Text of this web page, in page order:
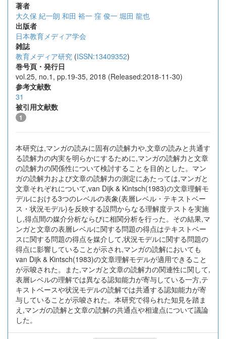
著者
大久保 紀一朗 和田 裕一 窪 俊一 堀田 龍也
出版者
日本教育メディア学会
雑誌
教育メディア研究 (ISSN:13409352)
巻号頁・発行日
vol.25, no.1, pp.19-35, 2018 (Released:2018-11-30)
参考文献数
31
被引用文献数
1
本研究は,マンガの読みに固有の読解力や,文章の読みと共通す
る読解力の内実を明らかにするために,マンガの読解力と文章
の読解力の関係性について検討することを目的とした。マン
ガの読解力および文章の読解力の測定にあたっては,マンガと
文章それぞれについて,van Dijk & Kintsch(1983)の文章理解モ
デルにおける3つのレベルの表象(表層レベル・テキストベー
ス・状況モデル)を反映する設問からなる理解度テストを実施
し,得点間の媒介分析ならびに相関分析を行った。その結果,マ
ンガと文章の表層レベルに関する問題の得点はテキストベー
スに関する問題の得点を媒介して,状況モデルに関する問題の
得点に影響していることが示され,マンガの読解においても
van Dijk & Kintsch(1983)の文章理解モデルが適用できること
が示唆された。また,マンガと文章の読解力の関連性に関して,
表層レベルの理解では異なる認知能力が寄与している一方,テ
キストベースや状況モデルの読解では共通する認知能力が寄
与していることが示唆された。本研究で得られた知見を踏ま
え,マンガの読解と文章の読解の共通点や相違点について議論
した。